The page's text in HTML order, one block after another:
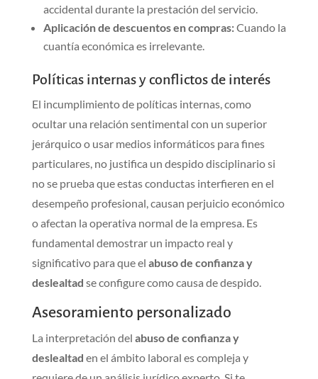
accidental durante la prestación del servicio.
Aplicación de descuentos en compras:Cuando la
cuantía económica es irrelevante.
Políticas internas y conflictos de interés
El incumplimiento de políticas internas, como
ocultar una relación sentimental con un superior
jerárquico o usar medios informáticos para fines
particulares, no justifica un despido disciplinario si
no se prueba que estas conductas interfieren en el
desempeño profesional, causan perjuicio económico
o afectan la operativa normal de la empresa. Es
fundamental demostrar un impacto real y
significativo para que el abuso de confianza y
deslealtad se configure como causa de despido.
Asesoramiento personalizado
La interpretación del abuso de confianza y
deslealtad en el ámbito laboral es compleja y